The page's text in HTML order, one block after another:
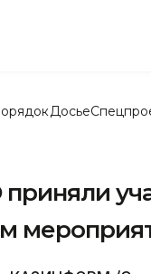
Досье